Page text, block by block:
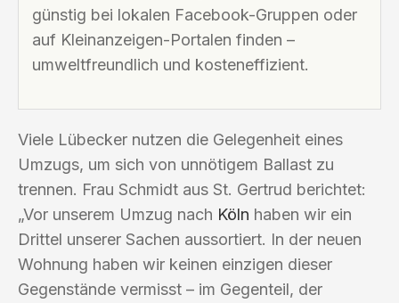
günstig bei lokalen Facebook-Gruppen oder
auf Kleinanzeigen-Portalen finden –
umweltfreundlich und kosteneffizient.
Viele Lübecker nutzen die Gelegenheit eines
Umzugs, um sich von unnötigem Ballast zu
trennen. Frau Schmidt aus St. Gertrud berichtet:
„Vor unserem Umzug nach Köln haben wir ein
Drittel unserer Sachen aussortiert. In der neuen
Wohnung haben wir keinen einzigen dieser
Gegenstände vermisst – im Gegenteil, der